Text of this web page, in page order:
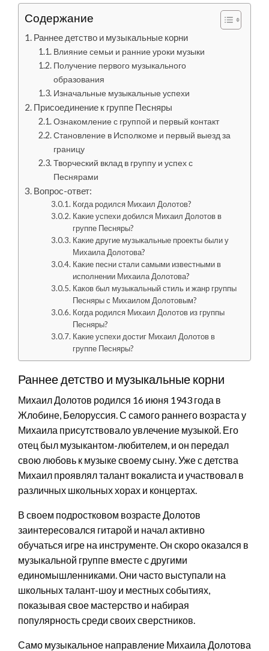
Содержание
Раннее детство и музыкальные корни
Влияние семьи и ранние уроки музыки
Получение первого музыкального
образования
Изначальные музыкальные успехи
Присоединение к группе Песняры
Ознакомление с группой и первый контакт
Становление в Исполкоме и первый выезд за
границу
Творческий вклад в группу и успех с
Песнярами
Вопрос-ответ:
Когда родился Михаил Долотов?
Какие успехи добился Михаил Долотов в
группе Песняры?
Какие другие музыкальные проекты были у
Михаила Долотова?
Какие песни стали самыми известными в
исполнении Михаила Долотова?
Каков был музыкальный стиль и жанр группы
Песняры с Михаилом Долотовым?
Когда родился Михаил Долотов из группы
Песняры?
Какие успехи достиг Михаил Долотов в
группе Песняры?
Раннее детство и музыкальные корни
Михаил Долотов родился 16 июня 1943 года в
Жлобине, Белоруссия. С самого раннего возраста у
Михаила присутствовало увлечение музыкой. Его
отец был музыкантом-любителем, и он передал
свою любовь к музыке своему сыну. Уже с детства
Михаил проявлял талант вокалиста и участвовал в
различных школьных хорах и концертах.
В своем подростковом возрасте Долотов
заинтересовался гитарой и начал активно
обучаться игре на инструменте. Он скоро оказался в
музыкальной группе вместе с другими
единомышленниками. Они часто выступали на
школьных талант-шоу и местных событиях,
показывая свое мастерство и набирая
популярность среди своих сверстников.
Само музыкальное направление Михаила Долотова